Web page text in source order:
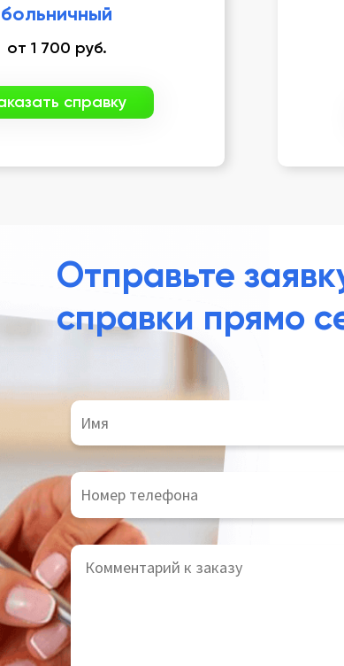
больничный
от 1 700 руб.
справку
Отправьте
справки прямо